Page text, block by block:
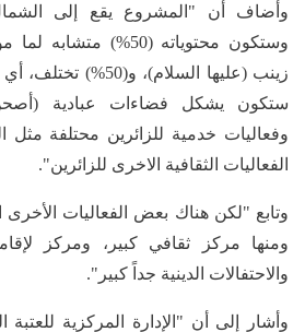
وأضاف أن "المشروع يقع إلى
وستكون محتوياته (50%)
زينب (عليها السلام)،
ستكون يشكل فضاءات عبادية
وفعاليات خدمية للزائرين محتلفة
الفعاليات الثقافية الاخرى للزائرين".
وتابع "لكن هناك بعض الفعاليات
ومنها مركز ثقافي كبير، ومركز
والاحتفالات الدينية جداً كبير".
وأشار إلى أن "الإدارة المركزية